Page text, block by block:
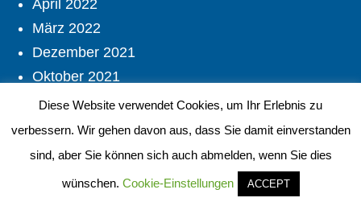
April 2022
März 2022
Dezember 2021
Oktober 2021
September 2021
August 2021
Juli 2021
Diese Website verwendet Cookies, um Ihr Erlebnis zu
verbessern. Wir gehen davon aus, dass Sie damit einverstanden
sind, aber Sie können sich auch abmelden, wenn Sie dies
wünschen. Cookie-Einstellungen ACCEPT